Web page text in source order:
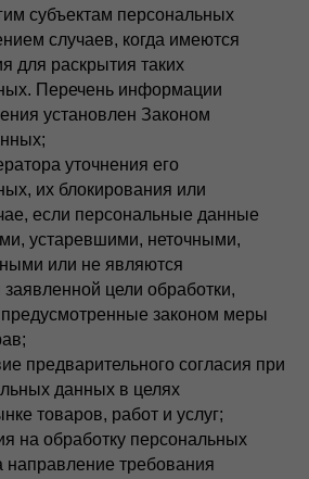
субъектам персональных
случаев, когда имеются
для раскрытия таких
Перечень информации
установлен Законом
уточнения его
их блокирования или
если персональные данные
устаревшими, неточными,
или не являются
цели обработки,
законом меры
предварительного согласия при
данных в целях
товаров, работ и услуг;
на обработку персональных
направление требования